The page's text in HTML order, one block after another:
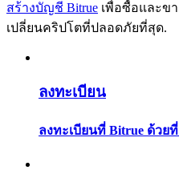
สร้างบัญชี Bitrue เพื่อซื้อและข
เปลี่ยนคริปโตที่ปลอดภัยที่สุด.
ลงทะเบียน
ลงทะเบียนที่ Bitrue ด้วย